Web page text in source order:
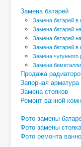
Замена батарей
Замена батарей в
Замена батарей
Замена батарей
Замена батарей в
Замена чугунного
Замена
Продажа
Запорная арматура
Замена стояков
Ремонт ванной
Фото замены
Фото замены стояка
Фото ремонта